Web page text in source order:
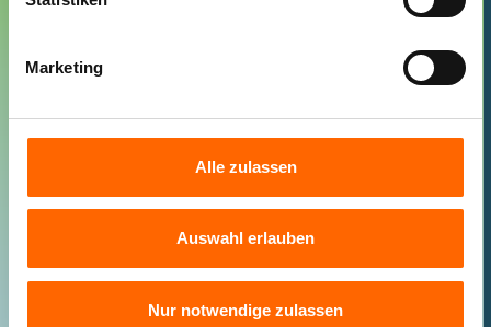
Marketing
Alle zulassen
Auswahl erlauben
Nur notwendige zulassen
Mit der Farbenfreunde Kollektion lässt sich nicht
nur eine optimale Raumwirkung erzielen, sie ist
Altersstufen Ihres Kindes. Denn jedes Alter hat
seine Besonderheiten. Während Babys ein Gefühl
der Geborgenheit und Ruhe brauchen, benötigen
und zur Förderung der Kreativität. Mit der
Einschulung Ihres Kindes sollten Sie
Lernen und Spielen schaffen, um dem
Kinderzimmer Harmonie zu verleihen.